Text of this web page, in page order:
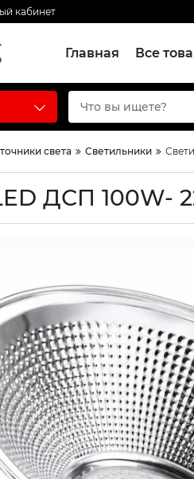
кабинет
Главная Все
света Светильники
ДСП 100W-